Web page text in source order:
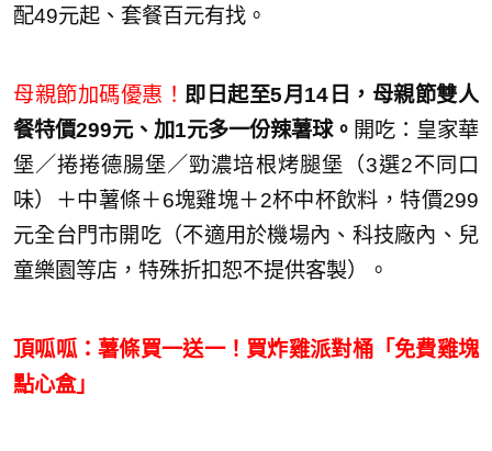
配49元起、套餐百元有找。
母親節加碼優惠！ 即日起至5月14日，母親節雙人
餐特價299元、加1元多一份辣薯球。 開吃：皇家華
堡／捲捲德腸堡／勁濃培根烤腿堡（3選2不同口
味）＋中薯條＋6塊雞塊＋2杯中杯飲料，特價299
元全台門市開吃（不適用於機場內、科技廠內、兒
童樂園等店，特殊折扣恕不提供客製）。
頂呱呱：薯條買一送一！買炸雞派對桶「免費雞塊
點心盒」